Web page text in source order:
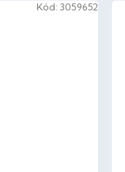
Kód: 3059652